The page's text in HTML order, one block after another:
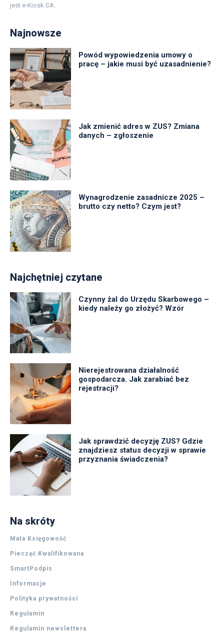
jest e-Kiosk SA.
Najnowsze
Powód wypowiedzenia umowy o
pracę – jakie musi być uzasadnienie?
Jak zmienić adres w ZUS? Zmiana
danych – zgłoszenie
Wynagrodzenie zasadnicze 2025 –
brutto czy netto? Czym jest?
Najchętniej czytane
Czynny żal do Urzędu Skarbowego –
kiedy należy go złożyć? Wzór
Nierejestrowana działalność
gospodarcza. Jak zarabiać bez
rejestracji?
Jak sprawdzić decyzję ZUS? Gdzie
znajdziesz status decyzji w sprawie
przyznania świadczenia?
Na skróty
Mała Księgowość
Pieczęć Kwalifikowana
SmartPodpis
Informacje
Polityka prywatności
Regulamin
Regulamin newslettera